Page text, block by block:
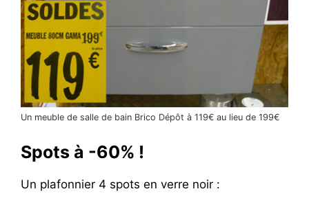
Un meuble de salle de bain Brico Dépôt à 119€ au lieu de 199€
Spots à -60% !
Un plafonnier 4 spots en verre noir :